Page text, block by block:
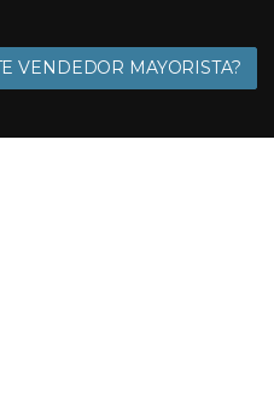
VENDEDOR MAYORISTA?